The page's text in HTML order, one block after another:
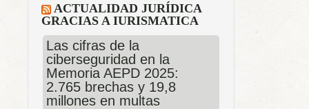
ACTUALIDAD JURÍDICA
GRACIAS A IURISMATICA
Las cifras de la
ciberseguridad en la
Memoria AEPD 2025:
2.765 brechas y 19,8
millones en multas